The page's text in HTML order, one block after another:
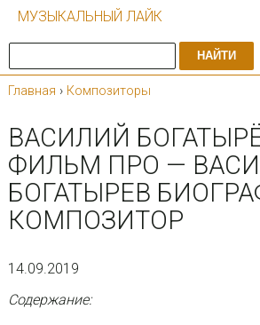
МУЗЫКАЛЬНЫЙ ЛАЙК
НАЙТИ
Главная › Композиторы
ВАСИЛИЙ
ФИЛЬМ ПРО —
БОГАТЫРЕВ
КОМПОЗИТОР
14.09.2019
Содержание: